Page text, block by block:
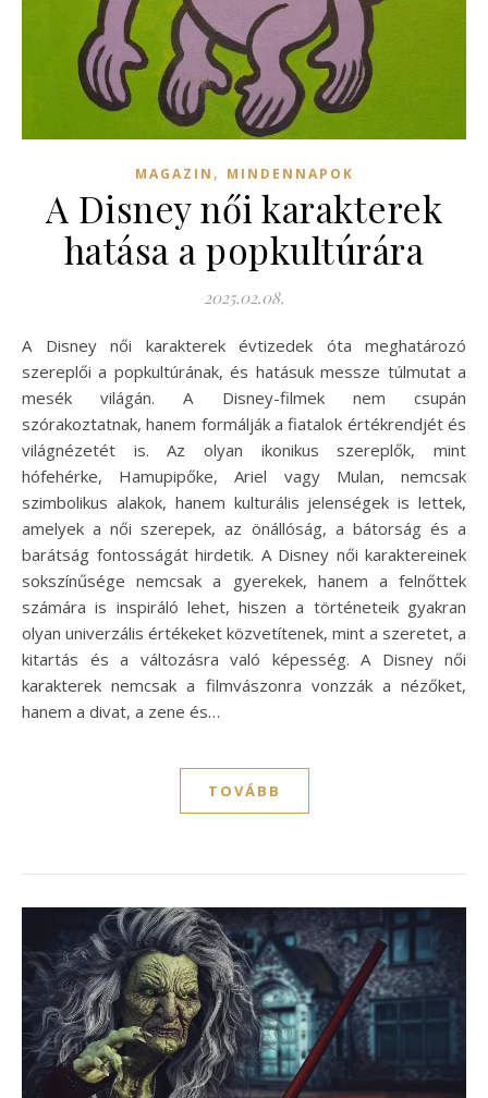
MAGAZIN , MINDENNAPOK
A Disney női karakterek
hatása a popkultúrára
2025.02.08.
A Disney női karakterek évtizedek óta meghatározó
szereplői a popkultúrának, és hatásuk messze túlmutat a
mesék világán. A Disney-filmek nem csupán
szórakoztatnak, hanem formálják a fiatalok értékrendjét és
világnézetét is. Az olyan ikonikus szereplők, mint
hófehérke, Hamupipőke, Ariel vagy Mulan, nemcsak
szimbolikus alakok, hanem kulturális jelenségek is lettek,
amelyek a női szerepek, az önállóság, a bátorság és a
barátság fontosságát hirdetik. A Disney női karaktereinek
sokszínűsége nemcsak a gyerekek, hanem a felnőttek
számára is inspiráló lehet, hiszen a történeteik gyakran
olyan univerzális értékeket közvetítenek, mint a szeretet, a
kitartás és a változásra való képesség. A Disney női
karakterek nemcsak a filmvászonra vonzzák a nézőket,
hanem a divat, a zene és…
TOVÁBB